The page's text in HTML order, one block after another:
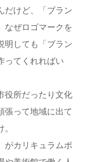
だけど、「ブラン
なぜロゴマークを
明しても「ブラン
ってくれればい
役所だったり文化
張って地域に出て
がカリキュラムポ